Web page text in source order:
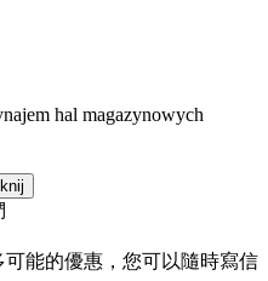
hal magazynowych
能的優惠，您可以隨時寫信